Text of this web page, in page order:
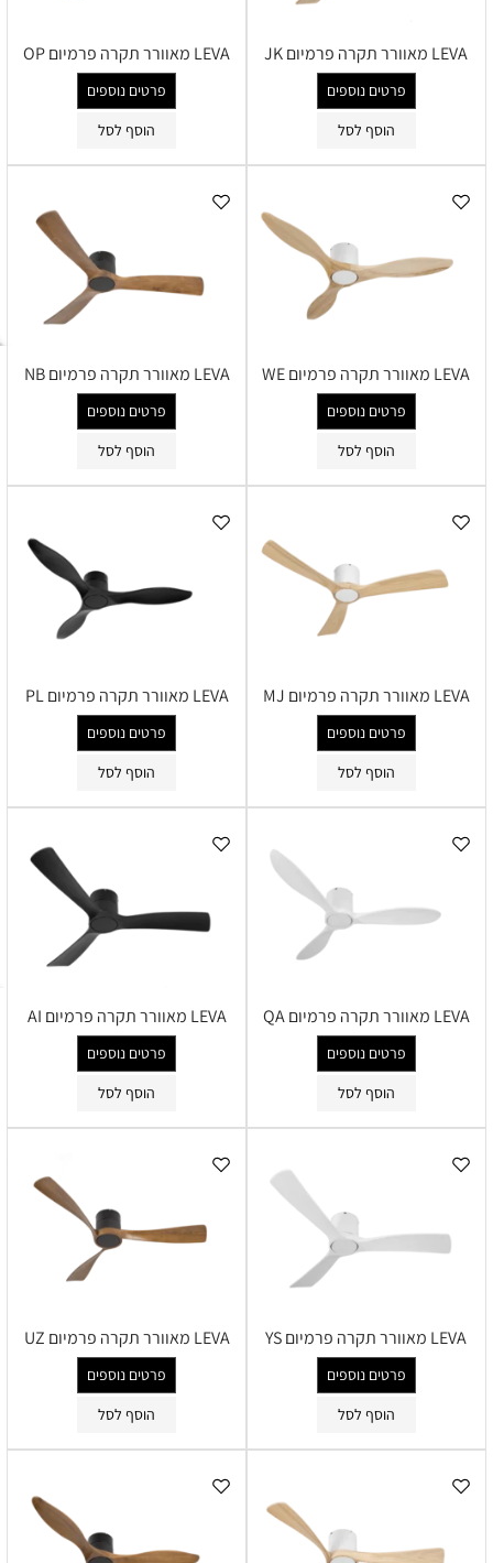
LEVA מאוורר תקרה פרמיום JK
פרטים נוספים
הוסף לסל
LEVA מאוורר תקרה פרמיום OP
פרטים נוספים
הוסף לסל
LEVA מאוורר תקרה פרמיום WE
פרטים נוספים
הוסף לסל
LEVA מאוורר תקרה פרמיום NB
פרטים נוספים
הוסף לסל
LEVA מאוורר תקרה פרמיום MJ
פרטים נוספים
הוסף לסל
LEVA מאוורר תקרה פרמיום PL
פרטים נוספים
הוסף לסל
LEVA מאוורר תקרה פרמיום QA
פרטים נוספים
הוסף לסל
LEVA מאוורר תקרה פרמיום AI
פרטים נוספים
הוסף לסל
LEVA מאוורר תקרה פרמיום YS
פרטים נוספים
הוסף לסל
LEVA מאוורר תקרה פרמיום UZ
פרטים נוספים
הוסף לסל